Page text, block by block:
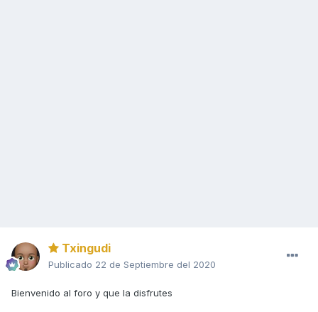
Txingudi
Publicado 22 de Septiembre del 2020
Bienvenido al foro y que la disfrutes